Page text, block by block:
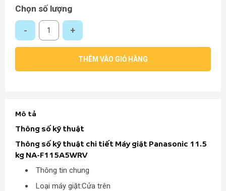
Chọn số lượng
Máy giặt Panasonic 11.5 kg NA-F115A5WRV số lượng
THÊM VÀO GIỎ HÀNG
Mô tả
Thông số kỹ thuật
Thông số kỹ thuật chi tiết Máy giặt Panasonic 11.5
kg NA-F115A5WRV
Thông tin chung
Loại máy giặt:Cửa trên